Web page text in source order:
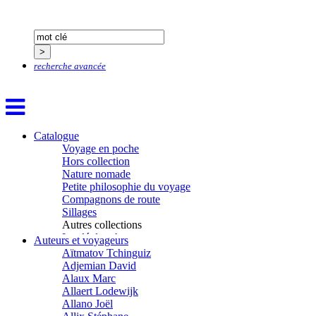
recherche avancée
Catalogue
Voyage en poche
Hors collection
Nature nomade
Petite philosophie du voyage
Compagnons de route
Sillages
Autres collections
La clé des champs
Chemins d’étoiles
Visions
Auteurs et voyageurs
Aïtmatov Tchinguiz
Adjemian David
Alaux Marc
Allaert Lodewijk
Allano Joël